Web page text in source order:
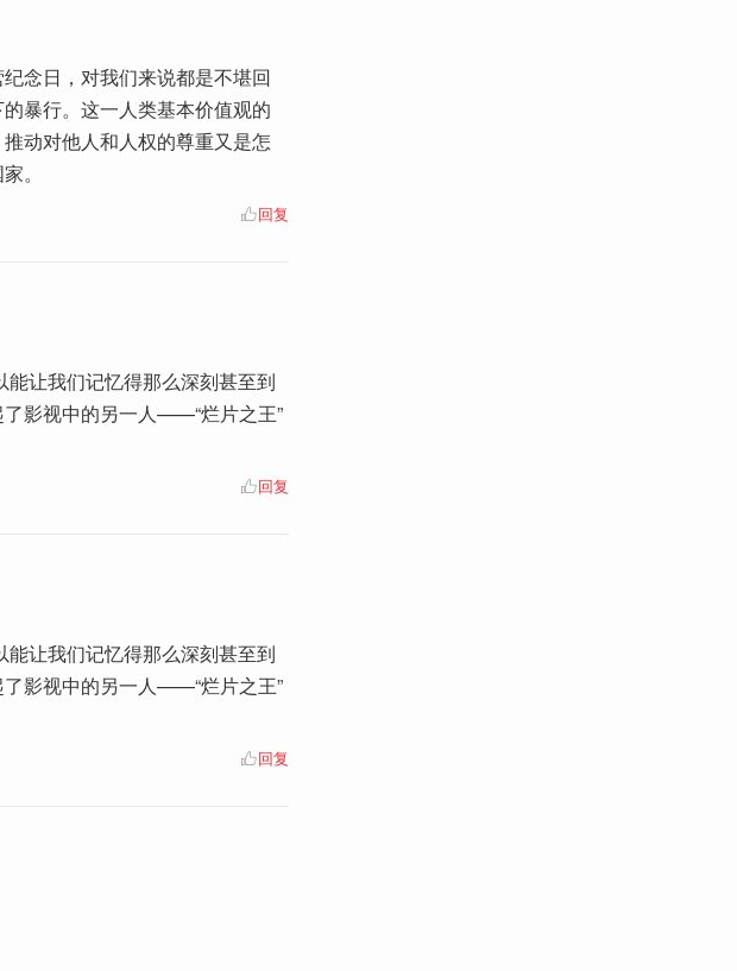
念日，对我们来说都是不堪回
暴行。这一人类基本价值观的
动对他人和人权的尊重又是怎
。
回复
让我们记忆得那么深刻甚至到
影视中的另一人——“烂片之王”
回复
让我们记忆得那么深刻甚至到
影视中的另一人——“烂片之王”
回复